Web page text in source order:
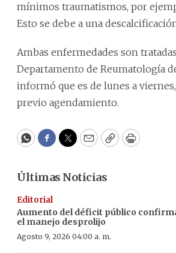
mínimos traumatismos, por
Esto se debe a una
Ambas enfermedades son
Departamento de Reumatología
informó que es de lunes a viernes,
previo agendamiento.
WhatsApp
Facebook
Twitter
EmailCopyPrint
Últimas Noticias
Editorial
Aumento del déficit público
el manejo desprolijo
Agosto 9, 2026 04:00 a. m.